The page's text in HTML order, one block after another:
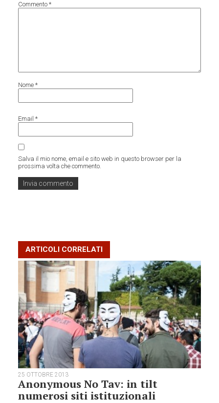
Commento*
Nome*
Email*
Salva il mio nome, email e sito web in questo browser per la
prossima volta che commento.
ARTICOLI CORRELATI
25 OTTOBRE 2013
Anonymous No Tav: in tilt
numerosi siti istituzionali